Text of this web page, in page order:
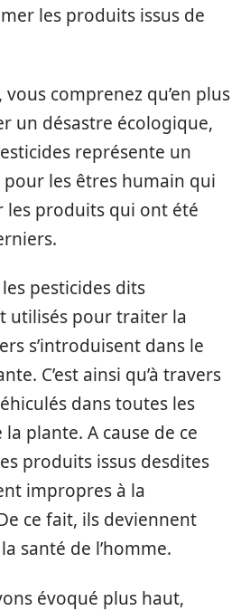
les produits issus de
comprenez qu’en plus
un désastre écologique,
représente un
les êtres humain qui
les produits qui ont été
pesticides dits
utilisés pour traiter la
s’introduisent dans le
C’est ainsi qu’à travers
dans toutes les
plante. A cause de ce
produits issus desdites
impropres à la
ce fait, ils deviennent
santé de l’homme.
évoqué plus haut,